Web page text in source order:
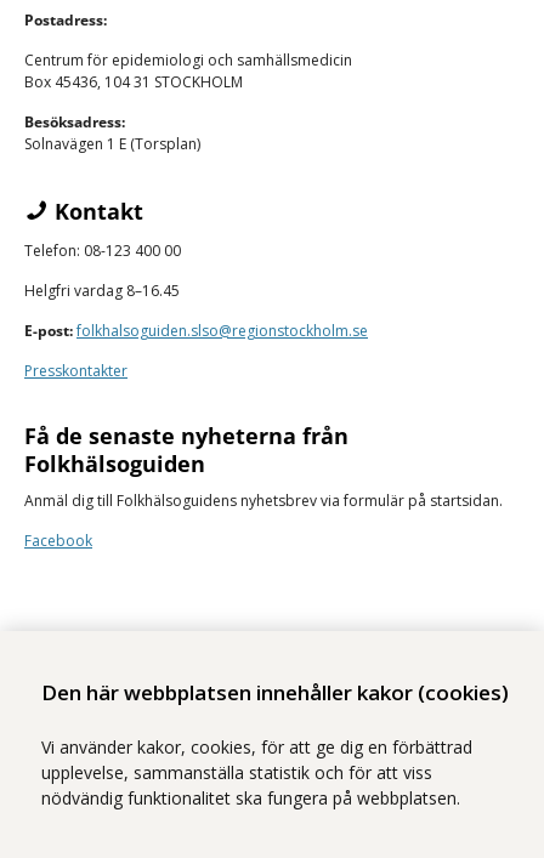
Den här webbplatsen innehåller kakor (cookies)
Vi använder kakor, cookies, för att ge dig en förbättrad
upplevelse, sammanställa statistik och för att viss
nödvändig funktionalitet ska fungera på webbplatsen.
Postadress:
Centrum för epidemiologi och samhällsmedicin
Box 45436, 104 31 STOCKHOLM
Besöksadress:
Solnavägen 1 E (Torsplan)
Kontakt
Telefon: 08-123 400 00
Helgfri vardag 8–16.45
E-post:folkhalsoguiden.slso@regionstockholm.se
Presskontakter
Få de senaste nyheterna från
Folkhälsoguiden
Anmäl dig till Folkhälsoguidens nyhetsbrev via formulär på startsidan.
Facebook
Stockholms läns sjukvårdsområde erbjuder hälso- och sjukvård i Region
Stockholms regi.
Samtliga bilder på webbplatsen är tagna av fotograf Yanan Li om inget